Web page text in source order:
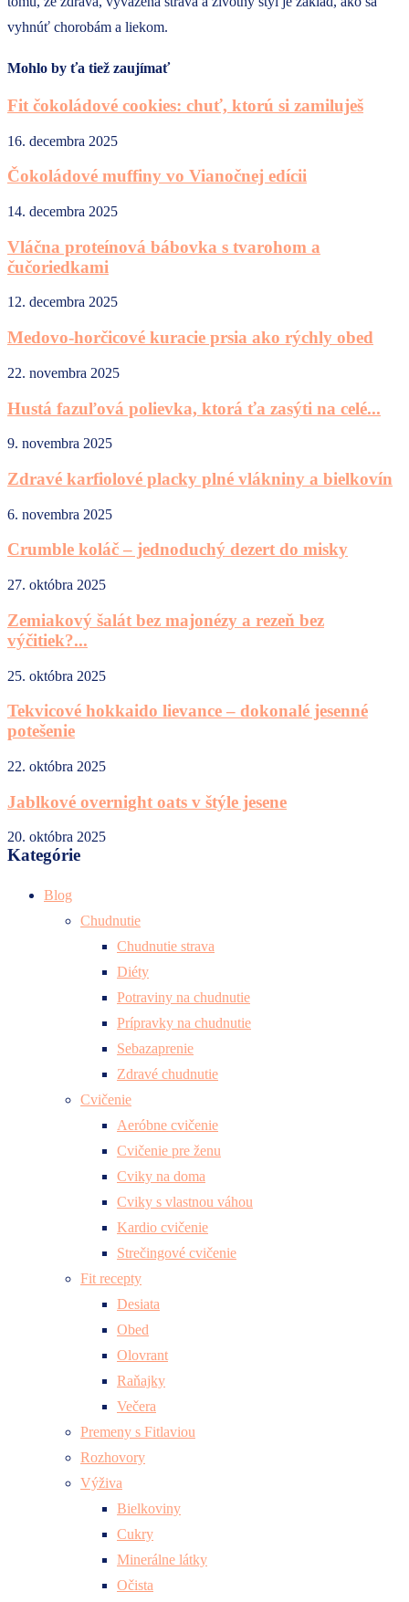
vyhnúť chorobám a liekom.
Mohlo by ťa tiež zaujímať
Fit čokoládové cookies: chuť, ktorú si zamiluješ
16. decembra 2025
Čokoládové muffiny vo Vianočnej edícii
14. decembra 2025
Vláčna proteínová bábovka s tvarohom a
čučoriedkami
12. decembra 2025
Medovo-horčicové kuracie prsia ako rýchly obed
22. novembra 2025
Hustá fazuľová polievka, ktorá ťa zasýti na celé...
9. novembra 2025
Zdravé karfiolové placky plné vlákniny a bielkovín
6. novembra 2025
Crumble koláč – jednoduchý dezert do misky
27. októbra 2025
Zemiakový šalát bez majonézy a rezeň bez
výčitiek?...
25. októbra 2025
Tekvicové hokkaido lievance – dokonalé jesenné
potešenie
22. októbra 2025
Jablkové overnight oats v štýle jesene
20. októbra 2025
Kategórie
Blog
Chudnutie
Chudnutie strava
Diéty
Potraviny na chudnutie
Prípravky na chudnutie
Sebazaprenie
Zdravé chudnutie
Cvičenie
Aeróbne cvičenie
Cvičenie pre ženu
Cviky na doma
Cviky s vlastnou váhou
Kardio cvičenie
Strečingové cvičenie
Fit recepty
Desiata
Obed
Olovrant
Raňajky
Večera
Premeny s Fitlaviou
Rozhovory
Výživa
Bielkoviny
Cukry
Minerálne látky
Očista